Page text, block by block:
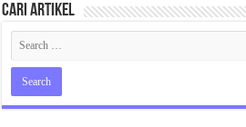
Cari Artikel